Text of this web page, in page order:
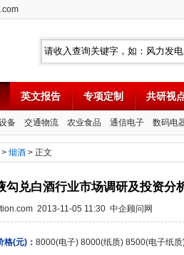
英文报告 专项定制 共研视
备 交通物流 农业食品 通信电子 数码电
> 烟酒 > 正文
勾兑白酒行业市场调研及投资分
2013-11-05 11:30 中企顾问网
格(元)： 8000(电子) 8000(纸质) 8500(电子纸质